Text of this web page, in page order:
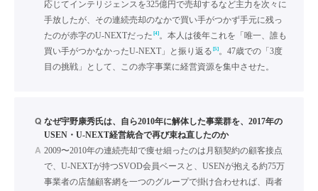
応じてインテリジェンスを325億円で売却するなど主力を次々に
手放したが、その連続売却のなかで買い手がつかず手元に残っ
たのが赤字のU-NEXTだった [4]。本人は後年これを「唯一、誰も
買い手がつかなかったU-NEXT」と振り返る [5]。47歳での「3度
目の挑戦」として、この赤字事業に経営資源を集中させた。
Q なぜ宇野康秀氏は、自ら2010年に解体した事業群を、2017年の
USEN・U-NEXT経営統合で再び束ね直したのか
A 2009〜2010年の連続売却で痩せ細ったのは月額契約の顧客接点
で、U-NEXTが持つSVOD会員ベースと、USENが抱える約75万
事業者の店舗顧客網を一つのグループで掛け合わせれば、両者